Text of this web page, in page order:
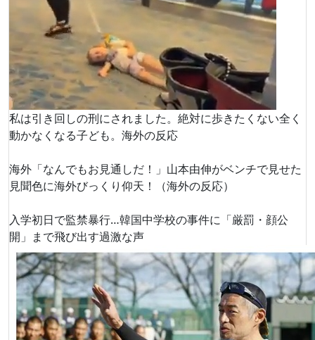
私は引き回しの刑にされました。絶対に歩きたくない全く
動かなくなる子ども。海外の反応
海外「なんでもお見通しだ！」山本由伸がベンチで見せた
見聞色に海外びっくり仰天！（海外の反応）
入学初日で監禁暴行…韓国中学校の事件に「厳罰・顔公
開」まで飛び出す過激な声